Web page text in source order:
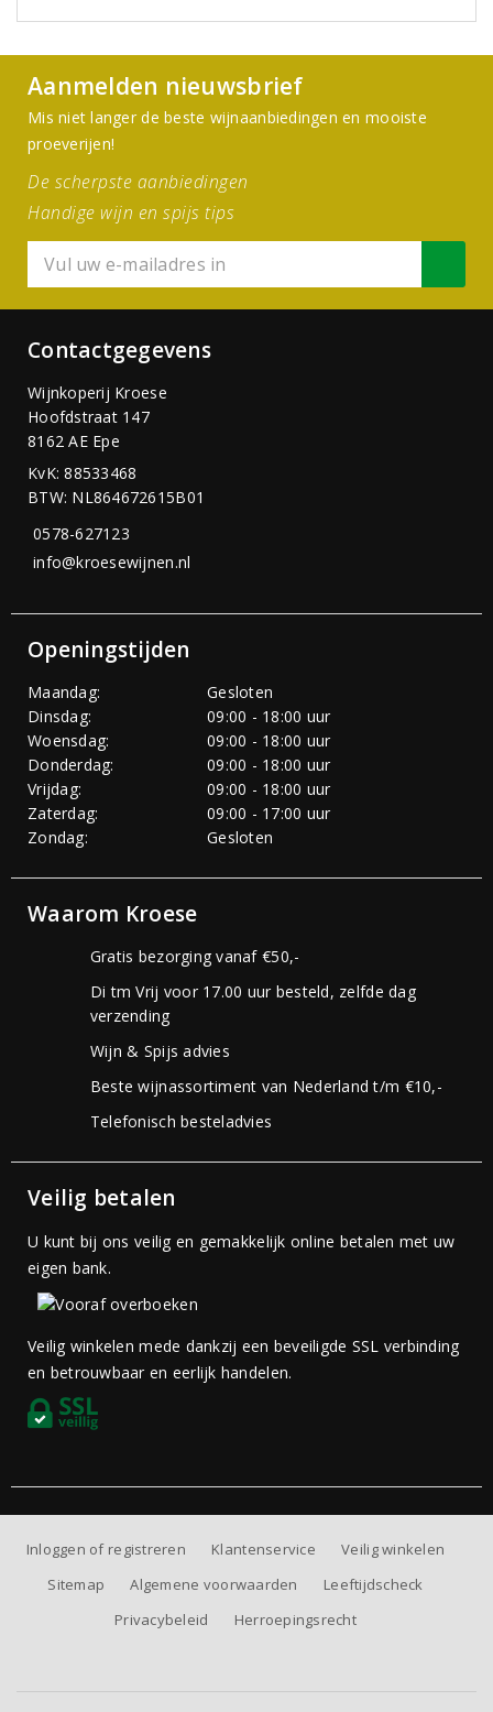
Aanmelden nieuwsbrief
Mis niet langer de beste wijnaanbiedingen en mooiste
proeverijen!
De scherpste aanbiedingen
Handige wijn en spijs tips
Contactgegevens
Wijnkoperij Kroese
Hoofdstraat 147
8162 AE Epe
KvK: 88533468
BTW: NL864672615B01
0578-627123
info@kroesewijnen.nl
Openingstijden
Maandag:
Gesloten
Dinsdag:
09:00 - 18:00 uur
Woensdag:
09:00 - 18:00 uur
Donderdag:
09:00 - 18:00 uur
Vrijdag:
09:00 - 18:00 uur
Zaterdag:
09:00 - 17:00 uur
Zondag:
Gesloten
Waarom Kroese
Gratis bezorging vanaf €50,-
Di tm Vrij voor 17.00 uur besteld, zelfde dag
verzending
Wijn & Spijs advies
Beste wijnassortiment van Nederland t/m €10,-
Telefonisch besteladvies
Veilig betalen
U kunt bij ons veilig en gemakkelijk online betalen met uw
eigen bank.
Veilig winkelen mede dankzij een beveiligde SSL verbinding
en betrouwbaar en eerlijk handelen.
Inloggen of registreren Klantenservice
Veilig winkelen
Sitemap
Algemene voorwaarden
Leeftijdscheck
Privacybeleid
Herroepingsrecht